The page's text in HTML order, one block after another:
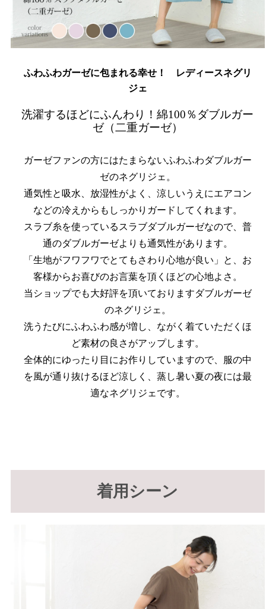
ふわふわガーゼに包まれる幸せ！ レディースネグリ
ジェ
洗濯するほどにふんわり！綿100％ダブルガー
ゼ（二重ガーゼ）
ガーゼファンの方にはたまらないふわふわダブルガー
ゼのネグリジェ。
通気性と吸水、放湿性がよく、涼しいうえにエアコン
などの冷えからもしっかりガードしてくれます。
スラブ糸を使っているスラブダブルガーゼなので、普
通のダブルガーゼよりも通気性があります。
「生地がフワフワでとてもさわり心地が良い」と、お
客様からお喜びのお言葉を頂くほどの心地よさ。
当ショップでも大好評を頂いておりますダブルガーゼ
のネグリジェ。
洗うたびにふわふわ感が増し、ながく着ていただくほ
ど素材の良さがアップします。
全体的にゆったり目にお作りしていますので、服の中
を風が通り抜けるほど涼しく、蒸し暑い夏の夜には最
適なネグリジェです。
着用シーン